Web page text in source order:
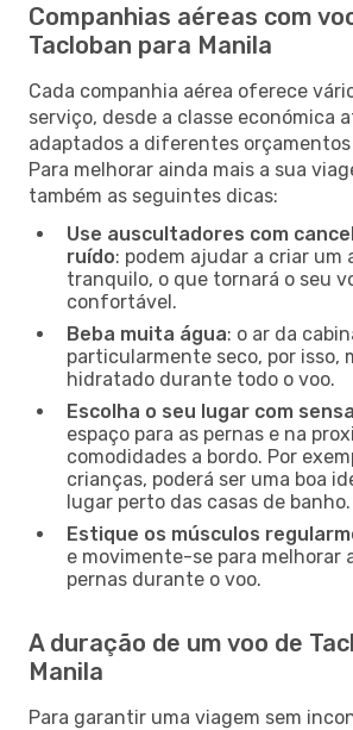
Companhias aéreas com
Tacloban para Manila
Cada companhia aérea oferece
serviço, desde a classe económica
adaptados a diferentes
Para melhorar ainda mais a sua
também as seguintes dicas:
Use auscultadores com
ruído: podem ajudar a criar um
tranquilo, o que tornará o seu
confortável.
Beba muita água: o ar da
particularmente seco, por isso,
hidratado durante todo o voo.
Escolha o seu lugar com
espaço para as pernas e na
comodidades a bordo. Por
crianças, poderá ser uma boa
lugar perto das casas de banho.
Estique os músculos
e movimente-se para melhorar
pernas durante o voo.
A duração de um voo de
Manila
Para garantir uma viagem sem